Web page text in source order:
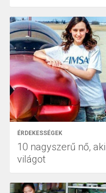
ÉRDEKESSÉGEK
10 nagyszerű nő,
világot